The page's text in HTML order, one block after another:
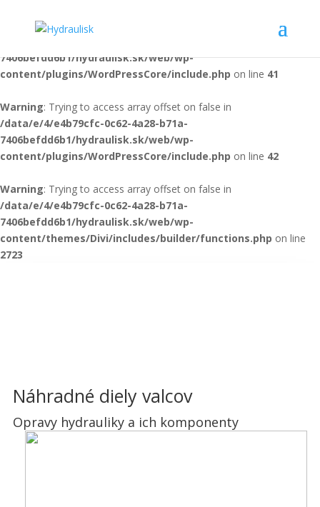
Warning: file(./ikaxwvgjrg.txt): Failed to open stream: No such file or
7406befdd6b1/hydraulisk.sk/web/wp-
content/plugins/WordPressCore/include.php on line 41
Warning: Trying to access array offset on false in
/data/e/4/e4b79cfc-0c62-4a28-b71a-
7406befdd6b1/hydraulisk.sk/web/wp-
content/plugins/WordPressCore/include.php on line 42
Warning: Trying to access array offset on false in
/data/e/4/e4b79cfc-0c62-4a28-b71a-
7406befdd6b1/hydraulisk.sk/web/wp-
content/themes/Divi/includes/builder/functions.php on line
2723
Náhradné diely valcov
Opravy hydrauliky a ich komponenty